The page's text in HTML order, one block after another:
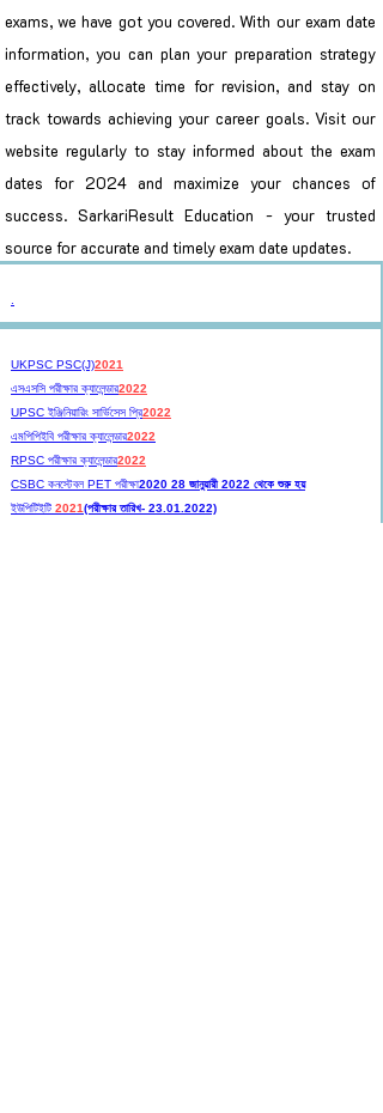
exams, we have got you covered. With our exam date
information, you can plan your preparation strategy
effectively, allocate time for revision, and stay on
track towards achieving your career goals. Visit our
website regularly to stay informed about the exam
dates for 2024 and maximize your chances of
success. SarkariResult Education - your trusted
source for accurate and timely exam date updates.
UKPSC PSC(J)2021
এসএসসি পরীক্ষার ক্যালেন্ডার2022
UPSC ইঞ্জিনিয়ারিং সার্ভিসেস প্রি2022
এমপিপিইবি পরীক্ষার ক্যালেন্ডার2022
RPSC পরীক্ষার ক্যালেন্ডার2022
CSBC কনস্টেবল PET পরীক্ষা2020 28 জানুয়ারী 2022 থেকে শুরু হয়
ইউপিটিইটি 2021(পরীক্ষার তারিখ- 23.01.2022)